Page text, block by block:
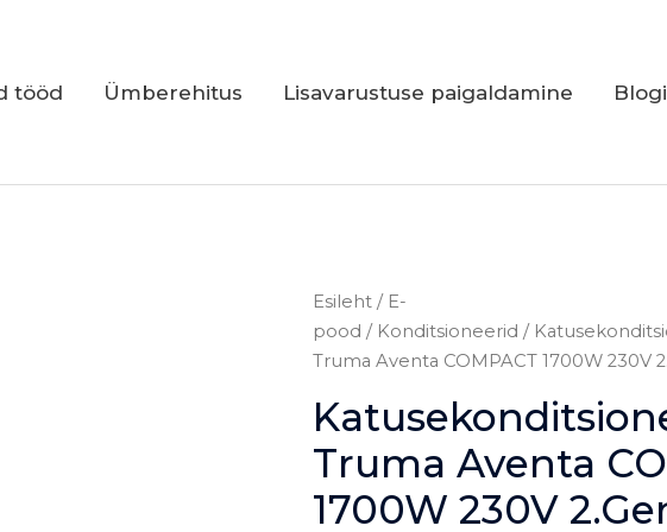
tööd Ümberehitus Lisavarustuse paigaldamine Blogi
Esileht / E-
pood / Konditsioneerid /
Truma Aventa COMPACT 1700W 230V
Truma Aventa
1700W 230V
Katusekonditsioneer
Truma
Aventa
1700W
230V
2.Gen,
valge